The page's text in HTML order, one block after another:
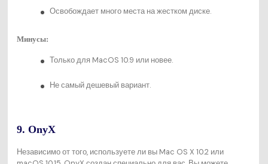
Освобождает много места на жестком диске.
Минусы:
Только для MacOS 10.9 или новее.
Не самый дешевый вариант.
9. OnyX
Независимо от того, используете ли вы Mac OS X 10.2 или